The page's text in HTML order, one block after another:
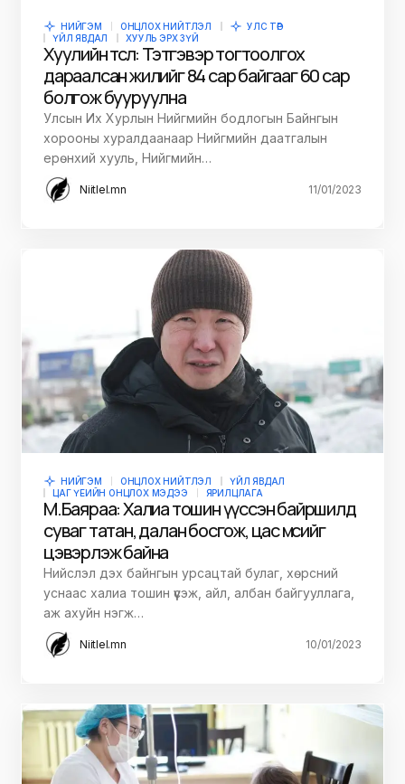
НИЙГЭМ ОНЦЛОХ НИЙТЛЭЛ
УЛС ТӨР
ҮЙЛ ЯВДАЛ
ХУУЛЬ ЭРХ ЗҮЙ
Хуулийн төсөл: Тэтгэвэр тогтоолгох
дараалсан жилийг 84 сар байгааг 60 сар
болгож бууруулна
Улсын Их Хурлын Нийгмийн бодлогын Байнгын
хорооны хуралдаанаар Нийгмийн даатгалын
ерөнхий хууль, Нийгмийн…
Niitlel.mn 11/01/2023
НИЙГЭМ ОНЦЛОХ НИЙТЛЭЛ
ҮЙЛ ЯВДАЛ
ЦАГ ҮЕИЙН ОНЦЛОХ МЭДЭЭ
ЯРИЛЦЛАГА
М.Баяраа: Халиа тошин үүссэн байршилд
суваг татан, далан босгож, цас мөсийг
цэвэрлэж байна
Нийслэл дэх байнгын урсацтай булаг, хөрсний
уснаас халиа тошин үүсэж, айл, албан байгууллага,
аж ахуйн нэгж…
Niitlel.mn 10/01/2023